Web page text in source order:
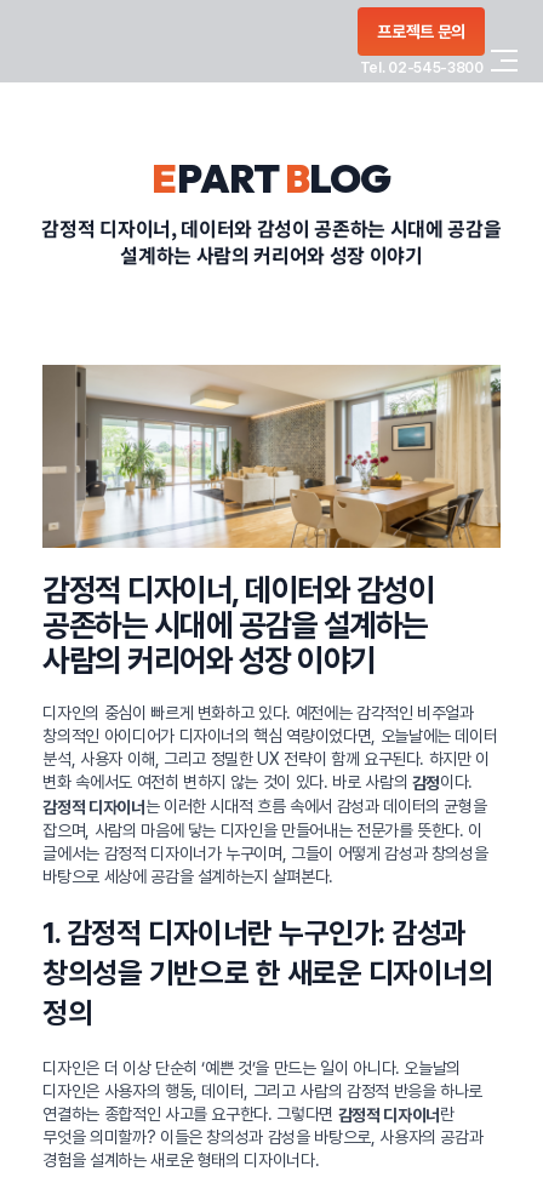
프로젝트 문의
Tel. 02-545-3800
PORTFOLIO
CONTACT
정부지원사업
EPARTBLOG
감정적 디자이너, 데이터와 감성이 공존하는 시대에 공감을
설계하는 사람의 커리어와 성장 이야기
감정적 디자이너, 데이터와 감성이
공존하는 시대에 공감을 설계하는
사람의 커리어와 성장 이야기
디자인의 중심이 빠르게 변화하고 있다. 예전에는 감각적인 비주얼과
창의적인 아이디어가 디자이너의 핵심 역량이었다면, 오늘날에는 데이터
분석, 사용자 이해, 그리고 정밀한 UX 전략이 함께 요구된다. 하지만 이
변화 속에서도 여전히 변하지 않는 것이 있다. 바로 사람의 감정이다.
감정적 디자이너는 이러한 시대적 흐름 속에서 감성과 데이터의 균형을
잡으며, 사람의 마음에 닿는 디자인을 만들어내는 전문가를 뜻한다. 이
글에서는 감정적 디자이너가 누구이며, 그들이 어떻게 감성과 창의성을
바탕으로 세상에 공감을 설계하는지 살펴본다.
1. 감정적 디자이너란 누구인가: 감성과
창의성을 기반으로 한 새로운 디자이너의
정의
디자인은 더 이상 단순히 ‘예쁜 것’을 만드는 일이 아니다. 오늘날의
디자인은 사용자의 행동, 데이터, 그리고 사람의 감정적 반응을 하나로
연결하는 종합적인 사고를 요구한다. 그렇다면 감정적 디자이너란
무엇을 의미할까? 이들은 창의성과 감성을 바탕으로, 사용자의 공감과
경험을 설계하는 새로운 형태의 디자이너다.